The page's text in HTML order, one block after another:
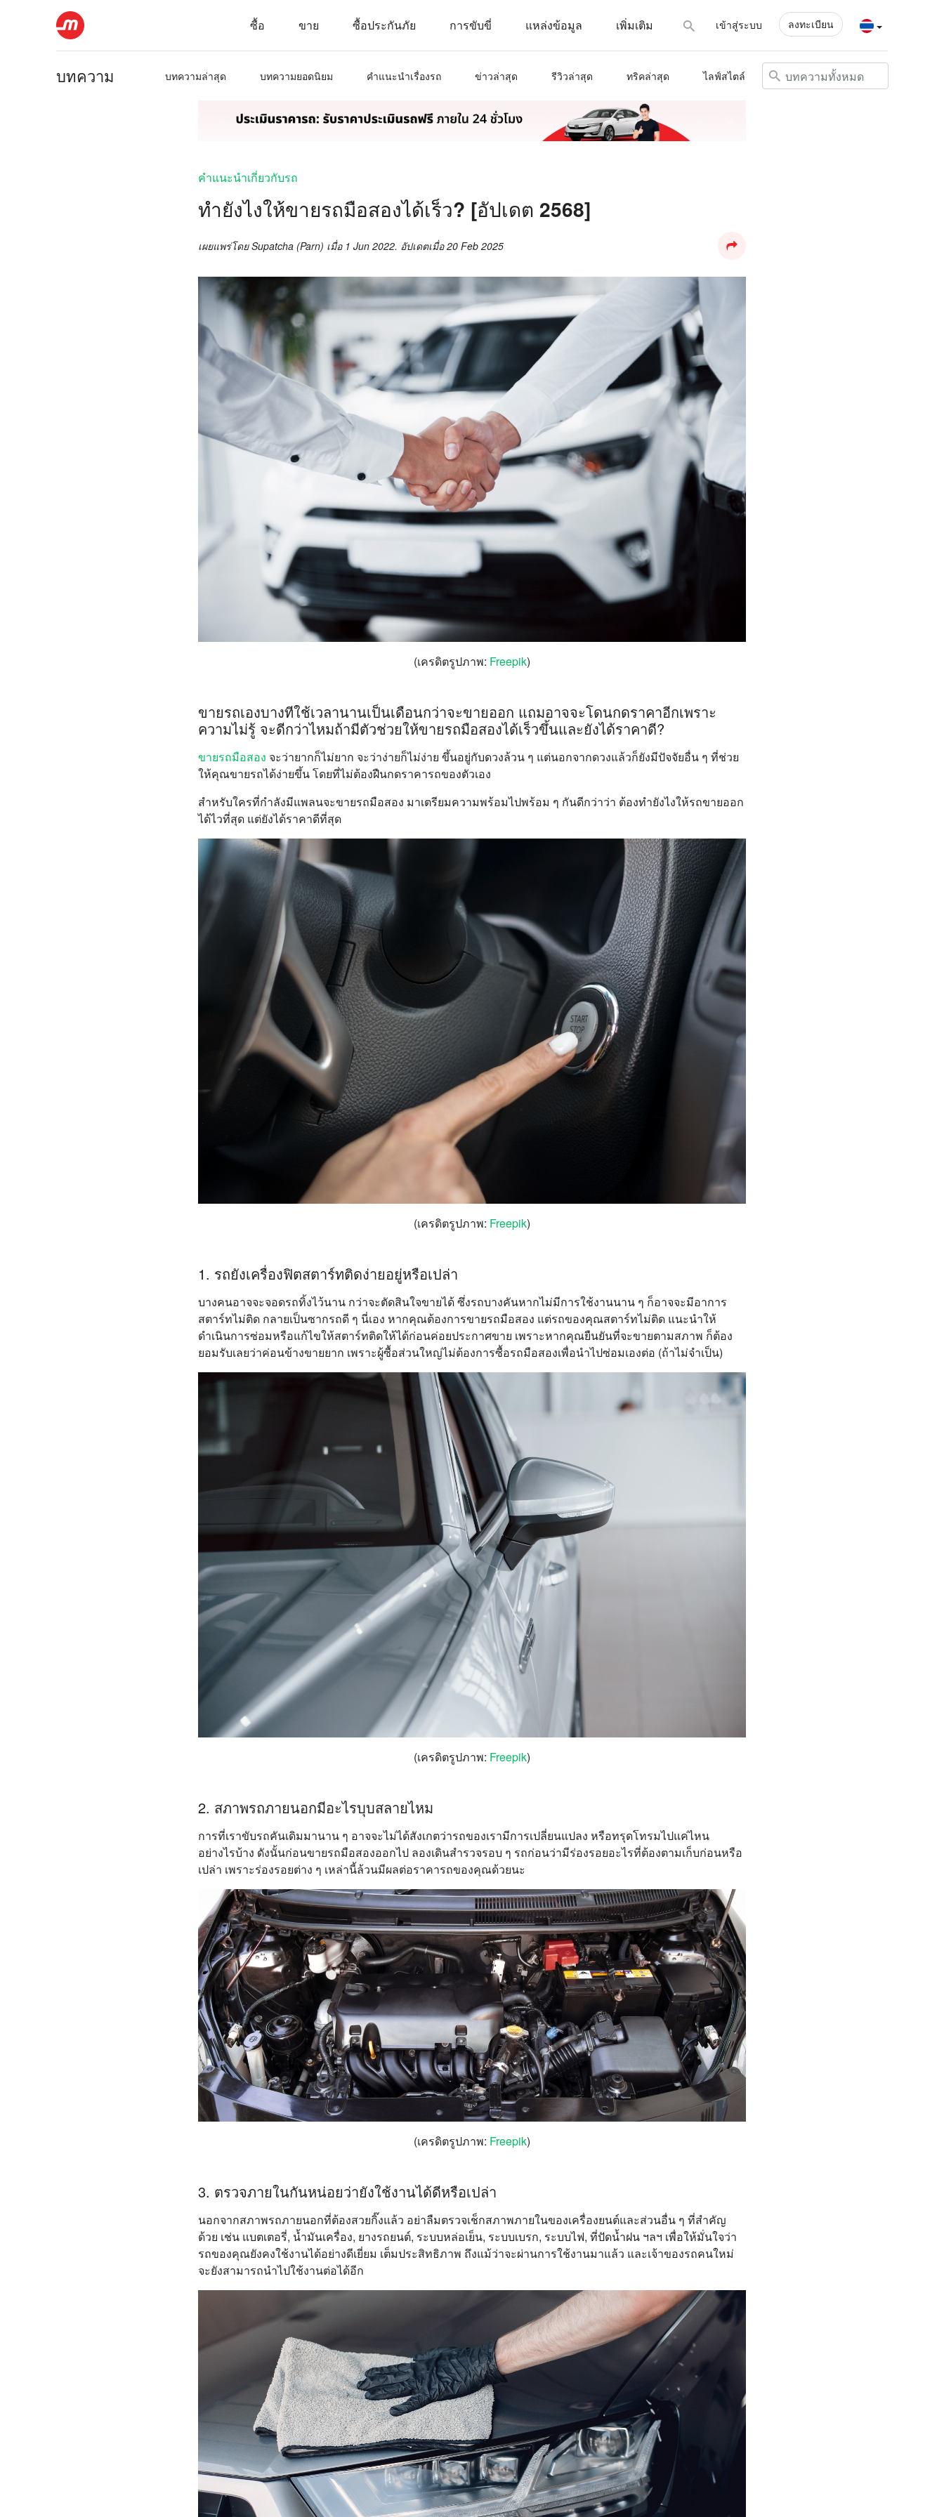
ซื้อ ขาย ซื้อประกันภัย การขับขี่ แหล่งข้อมูล เพิ่มเติม เข้าสู่ระบบ ลงทะเบียน
บทความ บทความล่าสุด บทความยอดนิยม คำแนะนำเรื่องรถ ข่าวล่าสุด รีวิวล่าสุด ทริคล่าสุด ไลฟ์สไตล์
คำแนะนำเกี่ยวกับรถ
ทำยังไงให้ขายรถมือสองได้เร็ว? [อัปเดต 2568]
เผยแพร่โดยSupatcha (Parn) เมื่อ 1 Jun 2022. อัปเดตเมื่อ20 Feb 2025
(เครดิตรูปภาพ: Freepik)
ขายรถเองบางทีใช้เวลานานเป็นเดือนกว่าจะขายออก แถมอาจจะโดนกดราคาอีกเพราะ
ความไม่รู้ จะดีกว่าไหมถ้ามีตัวช่วยให้ขายรถมือสองได้เร็วขึ้นและยังได้ราคาดี?
ขายรถมือสอง จะว่ายากก็ไม่ยาก จะว่าง่ายก็ไม่ง่าย ขึ้นอยู่กับดวงล้วน ๆ แต่นอกจากดวงแล้วก็ยังมีปัจจัยอื่น ๆ ที่ช่วย
ให้คุณขายรถได้ง่ายขึ้น โดยที่ไม่ต้องฝืนกดราคารถของตัวเอง
สำหรับใครที่กำลังมีแพลนจะขายรถมือสอง มาเตรียมความพร้อมไปพร้อม ๆ กันดีกว่าว่า ต้องทำยังไงให้รถขายออก
ได้ไวที่สุด แต่ยังได้ราคาดีที่สุด
(เครดิตรูปภาพ: Freepik)
1. รถยังเครื่องฟิตสตาร์ทติดง่ายอยู่หรือเปล่า
บางคนอาจจะจอดรถทิ้งไว้นาน กว่าจะตัดสินใจขายได้ ซึ่งรถบางคันหากไม่มีการใช้งานนาน ๆ ก็อาจจะมีอาการ
สตาร์ทไม่ติด กลายเป็นซากรถดี ๆ นี่เอง หากคุณต้องการขายรถมือสอง แต่รถของคุณสตาร์ทไม่ติด แนะนำให้
ดำเนินการซ่อมหรือแก้ไขให้สตาร์ทติดให้ได้ก่อนค่อยประกาศขาย เพราะหากคุณยืนยันที่จะขายตามสภาพ ก็ต้อง
ยอมรับเลยว่าค่อนข้างขายยาก เพราะผู้ซื้อส่วนใหญ่ไม่ต้องการซื้อรถมือสองเพื่อนำไปซ่อมเองต่อ (ถ้าไม่จำเป็น)
(เครดิตรูปภาพ: Freepik)
2. สภาพรถภายนอกมีอะไรบุบสลายไหม
การที่เราขับรถคันเดิมมานาน ๆ อาจจะไม่ได้สังเกตว่ารถของเรามีการเปลี่ยนแปลง หรือทรุดโทรมไปแค่ไหน
อย่างไรบ้าง ดังนั้นก่อนขายรถมือสองออกไป ลองเดินสำรวจรอบ ๆ รถก่อนว่ามีร่องรอยอะไรที่ต้องตามเก็บก่อนหรือ
เปล่า เพราะร่องรอยต่าง ๆ เหล่านี้ล้วนมีผลต่อราคารถของคุณด้วยนะ
(เครดิตรูปภาพ: Freepik)
3. ตรวจภายในกันหน่อยว่ายังใช้งานได้ดีหรือเปล่า
นอกจากสภาพรถภายนอกที่ต้องสวยกิ๊งแล้ว อย่าลืมตรวจเช็กสภาพภายในของเครื่องยนต์และส่วนอื่น ๆ ที่สำคัญ
ด้วย เช่น แบตเตอรี่, น้ำมันเครื่อง, ยางรถยนต์, ระบบหล่อเย็น, ระบบเบรก, ระบบไฟ, ที่ปัดน้ำฝน ฯลฯ เพื่อให้มั่นใจว่า
รถของคุณยังคงใช้งานได้อย่างดีเยี่ยม เต็มประสิทธิภาพ ถึงแม้ว่าจะผ่านการใช้งานมาแล้ว และเจ้าของรถคนใหม่
จะยังสามารถนำไปใช้งานต่อได้อีก